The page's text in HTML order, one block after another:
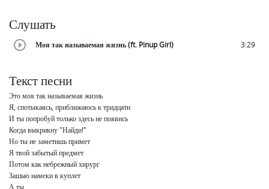
Слушать
Моя так называемая жизнь (ft. Pinup Girl) 3:29
Текст песни
Это моя так называемая жизнь
Я, спотыкаясь, приближаюсь к тридцати
И ты попробуй только здесь не появись
Когда выкрикну "Найди!"
Но ты не заметишь примет
Я твой забытый предмет
Потом как небрежный хирург
Зашью намеки в куплет